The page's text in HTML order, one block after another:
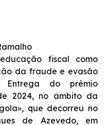
fiscal como
da fraude e evasão
Entrega do prémio
2024, no âmbito da
que decorreu no
de Azevedo, em